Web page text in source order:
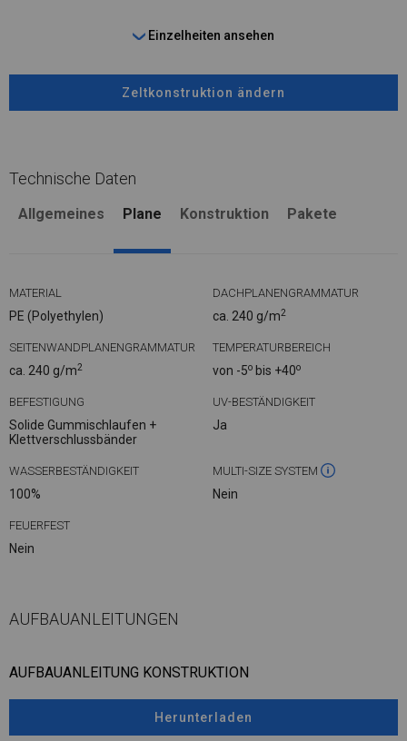
Einzelheiten ansehen
Zeltkonstruktion ändern
Technische Daten
Allgemeines Plane Konstruktion Pakete
MATERIAL
PE (Polyethylen)
DACHPLANENGRAMMATUR
ca. 240 g/m2
SEITENWANDPLANENGRAMMATUR
ca. 240 g/m2
TEMPERATURBEREICH
von -5o bis +40o
BEFESTIGUNG
Solide Gummischlaufen +
Klettverschlussbänder
UV-BESTÄNDIGKEIT
Ja
WASSERBESTÄNDIGKEIT
100%
MULTI-SIZE SYSTEM
Nein
FEUERFEST
Nein
AUFBAUANLEITUNGEN
AUFBAUANLEITUNG KONSTRUKTION
Herunterladen